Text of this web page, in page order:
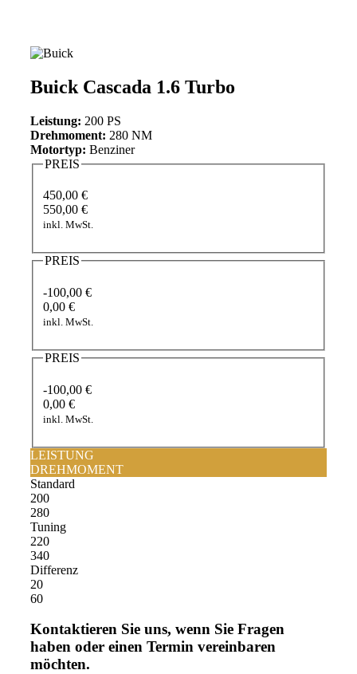
Buick Cascada 1.6 Turbo
Leistung: 200 PS
Drehmoment: 280 NM
Motortyp: Benziner
PREIS
450,00 €
550,00 €
inkl. MwSt.
PREIS
-100,00 €
0,00 €
inkl. MwSt.
PREIS
-100,00 €
0,00 €
inkl. MwSt.
LEISTUNG
DREHMOMENT
Standard
200
280
Tuning
220
340
Differenz
20
60
Kontaktieren Sie uns, wenn Sie Fragen
haben oder einen Termin vereinbaren
möchten.